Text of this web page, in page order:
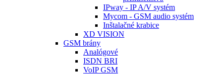
IPway - IP A/V systém
Mycom - GSM audio systém
Inštalačné krabice
XD VISION
GSM brány
Analógové
ISDN BRI
VoIP GSM